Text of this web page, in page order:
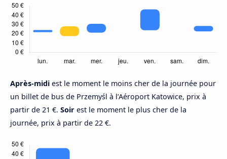
Après-midi est le moment le moins cher de la journée pour
un billet de bus de Przemyśl à l’Aéroport Katowice, prix à
partir de 21 €. Soir est le moment le plus cher de la
journée, prix à partir de 22 €.